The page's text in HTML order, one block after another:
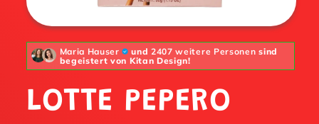
Maria Hauser und 2407 weitere Personen sind
begeistert von Kitan Design!
LOTTE PEPERO